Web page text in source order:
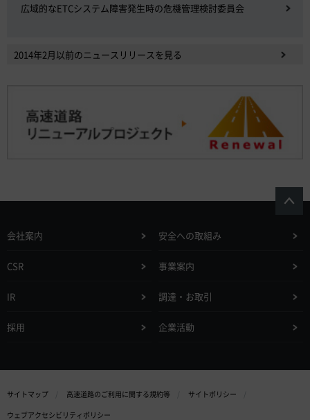
広域的なETCシステム障害発生時の危機管理検討委員会
2014年2月以前のニュースリリースを見る
会社案内 安全への取組み
CSR 事業案内
IR 調達・お取引
採用 企業活動
サイトマップ 高速道路のご利用に関する規約等
サイトポリシー
ウェブアクセシビリティポリシー